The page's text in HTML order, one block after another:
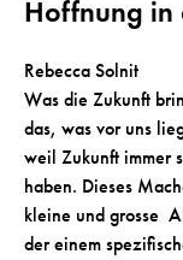
Hoffnung in
Rebecca Solnit
Was die Zukunft
das, was vor uns
weil Zukunft immer
haben. Dieses
kleine und grosse
der einem